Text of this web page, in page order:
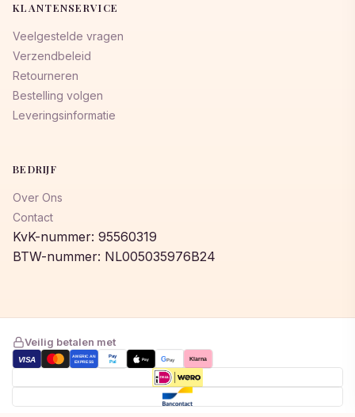
KLANTENSERVICE
Veelgestelde vragen
Verzendbeleid
Retourneren
Bestelling volgen
Leveringsinformatie
BEDRIJF
Over Ons
Contact
KvK-nummer: 95560319
BTW-nummer: NL005035976B24
Veilig betalen met
VISA AMERICAN
EXPRESS
Pay
Pal Pay GPay Klarna